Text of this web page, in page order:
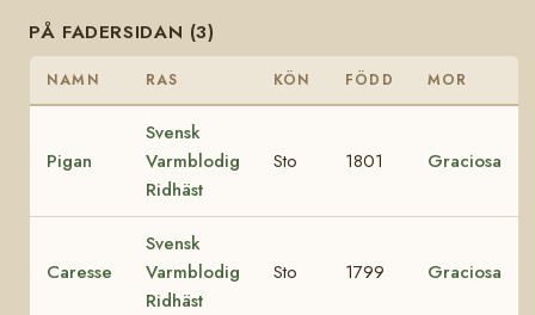
PÅ FADERSIDAN (3)
NAMN RAS KÖN FÖDD MOR
Pigan
Svensk
Varmblodig
Ridhäst
Sto 1801 Graciosa
Caresse
Svensk
Varmblodig
Ridhäst
Sto 1799 Graciosa